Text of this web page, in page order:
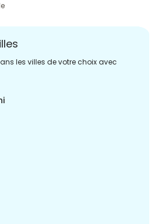
les villes de votre choix avec